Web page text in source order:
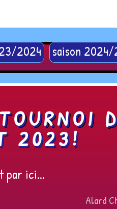
2024 saison
2023!
par ici...
Alard